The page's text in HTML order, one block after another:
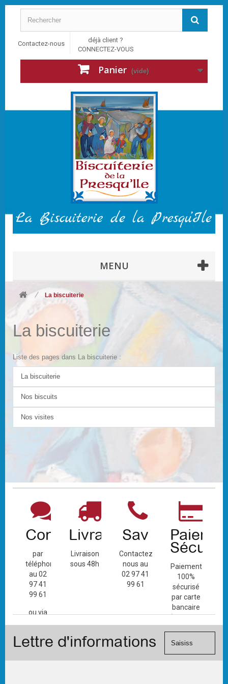
Contactez-nous
déjà client ?
CONNECTEZ-VOUS
Panier (vide)
MENU
La biscuiterie
La biscuiterie
Liste des pages dans La biscuiterie :
La biscuiterie
Nos biscuits
Nos visites
Contact
par
téléphone
au 02
97 41
99 61
ou via
de
Livraison
Livraison
sous 48h
Sav
Contactez-
nous au
02 97 41
99 61
Paiement
100%
sécurisé
par carte
bancaire
(Mastercard,
Visa, ...) et
Lettre d'informations